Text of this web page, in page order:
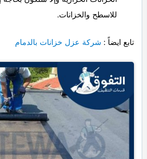
للاسطح والخزانات.
تابع ايضاً : شركة عزل خزانات بالدمام